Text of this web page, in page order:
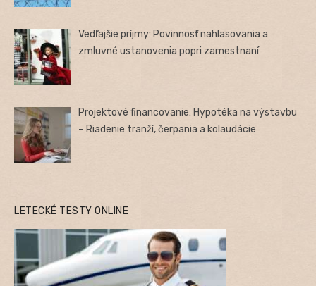
Vedľajšie príjmy: Povinnosť nahlasovania a
zmluvné ustanovenia popri zamestnaní
Projektové financovanie: Hypotéka na výstavbu
– Riadenie tranží, čerpania a kolaudácie
LETECKÉ TESTY ONLINE